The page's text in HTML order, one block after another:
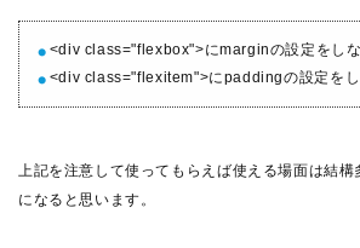
<div class="flexbox">にmarginの設定をしな
<div class="flexitem">にpaddingの設定をし
上記を注意して使ってもらえば使える場面は結
になると思います。